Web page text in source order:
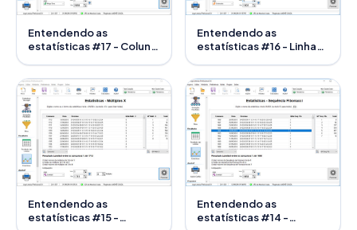
Entendendo as
estatísticas #17 - Coluna
Entendendo as
estatísticas #16 - Linha
Entendendo as
estatísticas #15 -
Entendendo as
estatísticas #14 -